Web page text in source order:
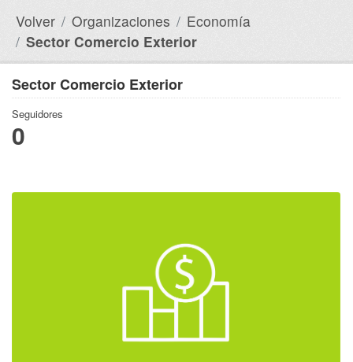
Volver Organizaciones
Economía
Sector Comercio Exterior
Sector Comercio Exterior
Seguidores
0